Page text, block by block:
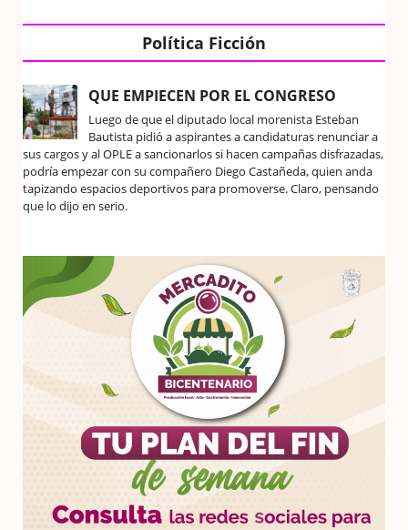
Política Ficción
QUE EMPIECEN POR EL CONGRESO
Luego de que el diputado local morenista Esteban
Bautista pidió a aspirantes a candidaturas renunciar a
sus cargos y al OPLE a sancionarlos si hacen campañas disfrazadas,
podría empezar con su compañero Diego Castañeda, quien anda
tapizando espacios deportivos para promoverse. Claro, pensando
que lo dijo en serio.